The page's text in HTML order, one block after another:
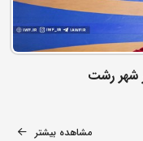
مشاهده بیشتر